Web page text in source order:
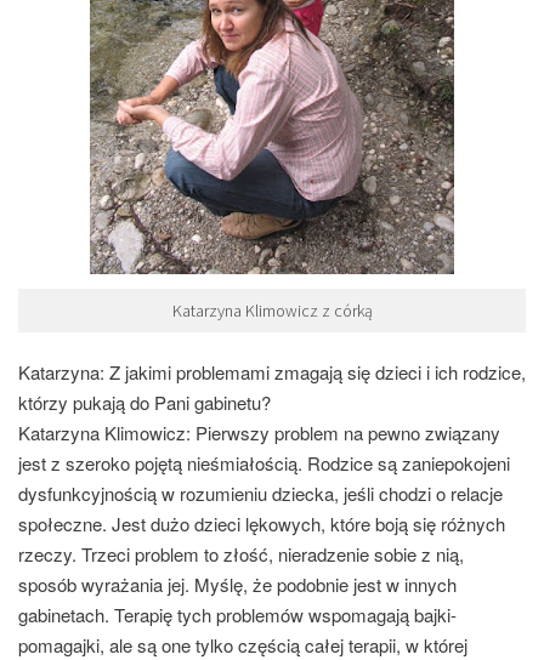
Katarzyna Klimowicz z córką
Katarzyna: Z jakimi problemami zmagają się dzieci i ich rodzice,
którzy pukają do Pani gabinetu?
Katarzyna Klimowicz: Pierwszy problem na pewno związany
jest z szeroko pojętą nieśmiałością. Rodzice są zaniepokojeni
dysfunkcyjnością w rozumieniu dziecka, jeśli chodzi o relacje
społeczne. Jest dużo dzieci lękowych, które boją się różnych
rzeczy. Trzeci problem to złość, nieradzenie sobie z nią,
sposób wyrażania jej. Myślę, że podobnie jest w innych
gabinetach. Terapię tych problemów wspomagają bajki-
pomagajki, ale są one tylko częścią całej terapii, w której